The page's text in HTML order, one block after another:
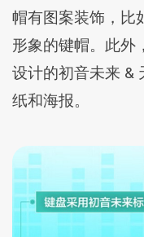
帽有图案装饰，比
形象的键帽。此外
设计的初音未来 &
纸和海报。